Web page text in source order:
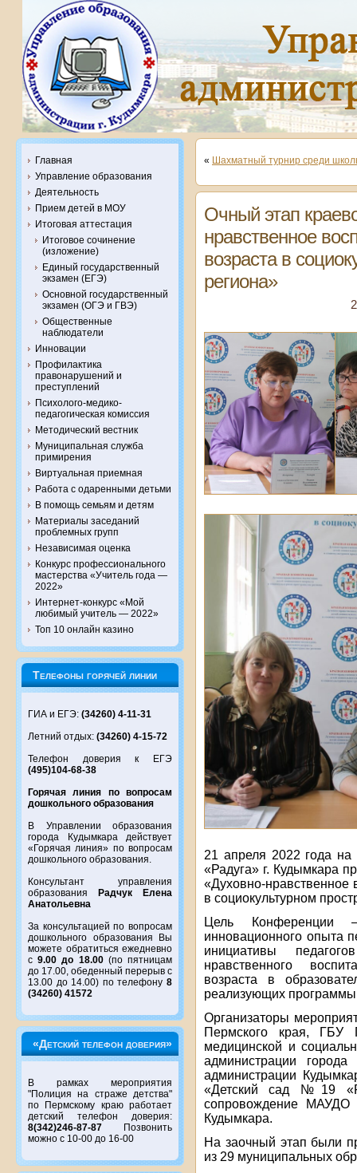
Главная
Управление образования
Деятельность
Прием детей в МОУ
Итоговая аттестация
Итоговое сочинение
(изложение)
Единый государственный
экзамен (ЕГЭ)
Основной государственный
экзамен (ОГЭ и ГВЭ)
Общественные
наблюдатели
Инновации
Профилактика
правонарушений и
преступлений
Психолого-медико-
педагогическая комиссия
Методический вестник
Муниципальная служба
примирения
Виртуальная приемная
Работа с одаренными детьми
В помощь семьям и детям
Материалы заседаний
проблемных групп
Независимая оценка
Конкурс профессионального
мастерства «Учитель года —
2022»
Интернет-конкурс «Мой
любимый учитель — 2022»
Топ 10 онлайн казино
Телефоны горячей линии
ГИА и ЕГЭ: (34260) 4-11-31
Летний отдых: (34260) 4-15-72
Телефон доверия к ЕГЭ
(495)104-68-38
Горячая линия по вопросам
дошкольного образования
В Управлении образования
города Кудымкара действует
«Горячая линия» по вопросам
дошкольного образования.
Консультант управления
образования
Радчук Елена
Анатольевна
За консультацией по вопросам
дошкольного образования Вы
можете обратиться ежедневно
с9.00 до 18.00(по пятницам
до 17.00, обеденный перерыв с
13.00 до 14.00) по телефону 8
(34260) 41572
«Детский телефон доверия»
В рамках мероприятия
"Полиция на страже детства"
по Пермскому краю работает
детский телефон доверия:
8(342)246-87-87 Позвонить
можно с 10-00 до 16-00
« Шахматный турнир среди
Очный этап
нравственное
возраста в
региона»
21 апреля 2022 года
«Радуга» г. Кудымкара
«Духовно-нравственное
в социокультурном
Цель Конференции
инновационного опыта
инициативы
нравственного
возраста в
реализующих
Организаторы
Пермского края, ГБУ
медицинской и
администрации
администрации
«Детский сад №19
сопровождение МАУДО
Кудымкара.
На заочный этап были
из 29 муниципальных